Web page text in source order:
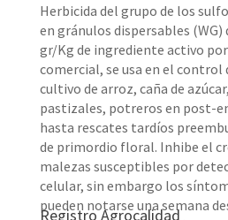
Herbicida del grupo de los
en gránulos dispersables (WG)
gr/Kg de ingrediente activo
comercial, se usa en el control
cultivo de arroz, caña de
pastizales, potreros en post-
hasta rescates tardíos
de primordio floral. Inhibe el
malezas susceptibles por
celular, sin embargo los
pueden notarse una semana
Registro Agrocalidad